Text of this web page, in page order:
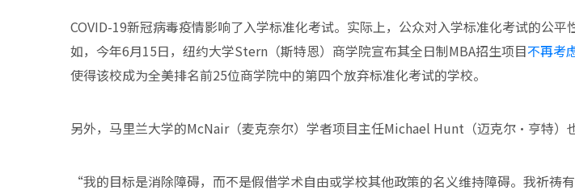
COVID-19新冠病毒疫情影响了入学标准化考试。实际上，公众对入学标准化考试的公平
如，今年6月15日，纽约大学Stern（斯特恩）商学院宣布其全日制MBA招生项目不再考
使得该校成为全美排名前25位商学院中的第四个放弃标准化考试的学校。
另外，马里兰大学的McNair（麦克奈尔）学者项目主任Michael Hunt（迈克尔·亨特）
“我的目标是消除障碍，而不是假借学术自由或学校其他政策的名义维持障碍。我祈祷